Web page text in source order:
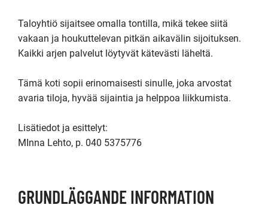
Taloyhtiö sijaitsee omalla tontilla, mikä tekee siitä
vakaan ja houkuttelevan pitkän aikavälin sijoituksen.
Kaikki arjen palvelut löytyvät kätevästi läheltä.
Tämä koti sopii erinomaisesti sinulle, joka arvostat
avaria tiloja, hyvää sijaintia ja helppoa liikkumista.
Lisätiedot ja esittelyt:
MInna Lehto, p. 040 5375776
GRUNDLÄGGANDE INFORMATION